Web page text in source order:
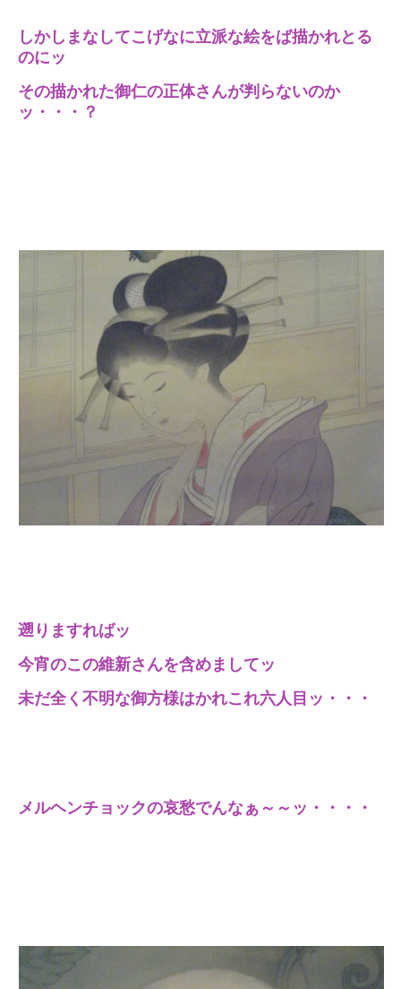
しかしまなしてこげなに立派な絵をば描かれとる
のにッ
その描かれた御仁の正体さんが判らないのか
ッ・・・？
遡りますればッ
今宵のこの維新さんを含めましてッ
未だ全く不明な御方様はかれこれ六人目ッ・・・
メルヘンチョックの哀愁でんなぁ～～ッ・・・・